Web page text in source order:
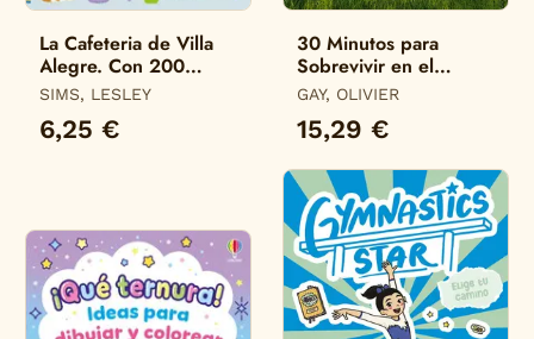
La Cafeteria de Villa
Alegre. Con 200
Pegatinas
SIMS, LESLEY
6,25 €
30 Minutos para
Sobrevivir en el
Infierno de Fortnite
GAY, OLIVIER
15,29 €